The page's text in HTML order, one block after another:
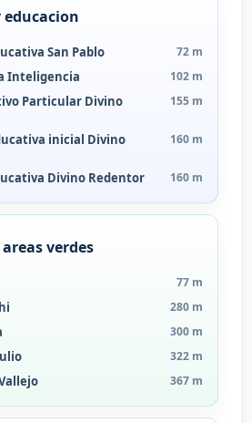
educacion
San Pablo 72 m
Inteligencia 102 m
Particular Divino
155 m
inicial Divino
160 m
Divino Redentor 160 m
verdes
77 m
280 m
300 m
322 m
367 m